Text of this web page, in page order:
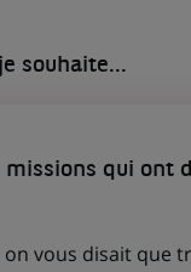
souhaite...
missions qui ont
on vous disait que